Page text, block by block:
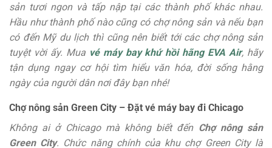
sản tươi ngon và tấp nập tại các thành phố khác nhau.
Hầu như thành phố nào cũng có chợ nông sản và nếu bạn
có đến Mỹ du lịch thì cũng nên biết tới các chợ nông sản
tuyệt vời ấy. Mua vé máy bay khứ hồi hãng EVA Air, hãy
tận dụng ngay cơ hội tìm hiểu văn hóa, đời sống hằng
ngày của người dân nơi đây bạn nhé!
Chợ nông sản Green City – Đặt vé máy bay đi Chicago
Không ai ở Chicago mà không biết đến Chợ nông sản
Green City. Chức năng chính của khu chợ Green City là